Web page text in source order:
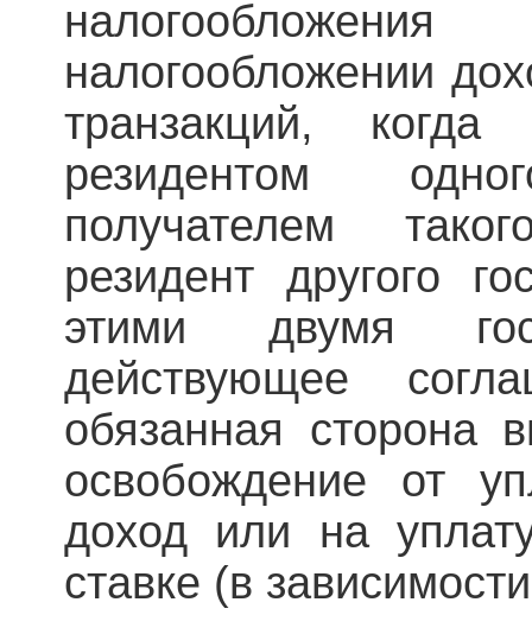
налогообложении
транзакций, когда
резидентом
получателем
резидент другого
этими двумя
действующее
обязанная сторона
освобождение от
доход или на
ставке (в